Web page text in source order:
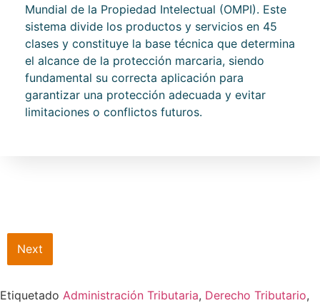
Mundial de la Propiedad Intelectual (OMPI). Este
sistema divide los productos y servicios en 45
clases y constituye la base técnica que determina
el alcance de la protección marcaria, siendo
fundamental su correcta aplicación para
garantizar una protección adecuada y evitar
limitaciones o conflictos futuros.
Next
Etiquetado Administración Tributaria, Derecho Tributario,